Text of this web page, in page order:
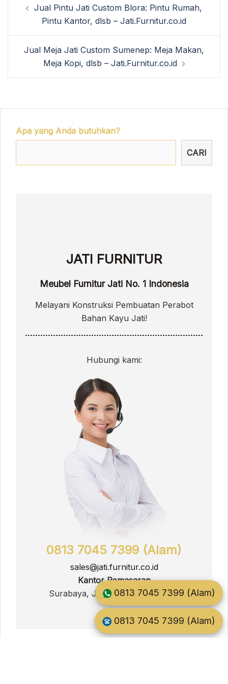
navigation
Jual Pintu Jati Custom Blora: Pintu Rumah,
Pintu Kantor, dlsb – Jati.Furnitur.co.id
Jual Meja Jati Custom Sumenep: Meja Makan,
Meja Kopi, dlsb – Jati.Furnitur.co.id
Apa yang Anda butuhkan?
CARI
JATI FURNITUR
Meubel Furnitur Jati No. 1 Indonesia
Melayani Konstruksi Pembuatan Perabot
Bahan Kayu Jati!
Hubungi kami:
0813 7045 7399 (Alam)
sales@jati.furnitur.co.id
Kantor Pemasaran
Surabaya, Jawa Timur, Indonesia
0813 7045 7399 (Alam)
0813 7045 7399 (Alam)